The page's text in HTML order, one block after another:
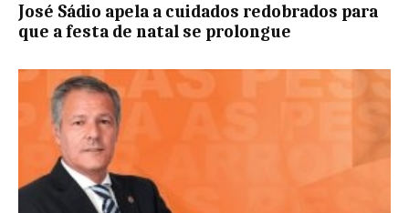
José Sádio apela a cuidados redobrados para
que a festa de natal se prolongue